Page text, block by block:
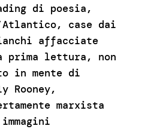
di poesia,
case dai
affacciate
prima lettura, non
in mente di
Rooney,
marxista